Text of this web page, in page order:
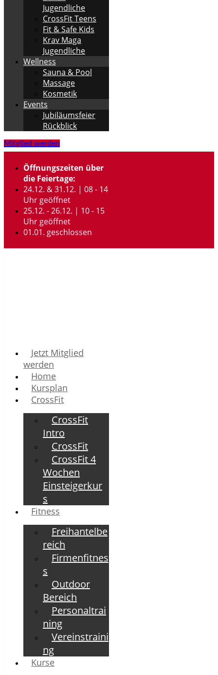
Jugendliche
CrossFit Teens
Fit & Safe Kids
Krav Maga
Jugendliche
Wellness
Sauna & Pool
Massage
Kosmetik
Events
Jubiläumsfeier
Rückblick
Mitglied werden
Öffnungszeiten über
die Feiertage:
24.12. & 31.12. | 08 - 14
Uhr geöffnet
25.12. - 26.12. | 10 - 15
Uhr geöffnet
01.01. geschlossen
Jetzt Mitglied
werden
Home
Kursplan
CrossFit
CrossFit
Intro
CrossFit
CrossFit 4
Wochen
Einsteigerkur
s
Fitness
Freihantelbe
reich
Firmenfitnes
s
Outdoor
Bereich
Personaltrai
ning
Vereinstraini
ng
Kurse